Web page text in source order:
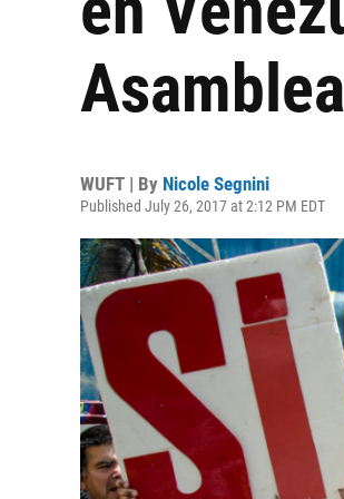
WUFT | By Nicole Segnini
Published July 26, 2017 at 2:12 PM EDT